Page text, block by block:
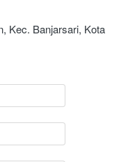
Kec. Banjarsari, Kota